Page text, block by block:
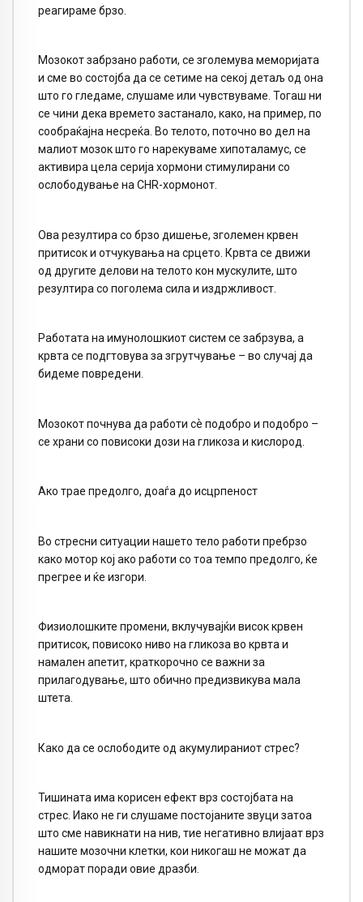
реагираме брзо.
Мозокот забрзано работи, се зголемува меморијата
и сме во состојба да се сетиме на секој детаљ од она
што го гледаме, слушаме или чувствуваме. Тогаш ни
се чини дека времето застанало, како, на пример, по
сообраќајна несреќа. Во телото, поточно во дел на
малиот мозок што го нарекуваме хипоталамус, се
активира цела серија хормони стимулирани со
ослободување на CHR-хормонот.
Ова резултира со брзо дишење, зголемен крвен
притисок и отчукувања на срцето. Крвта се движи
од другите делови на телото кон мускулите, што
резултира со поголема сила и издржливост.
Работата на имунолошкиот систем се забрзува, а
крвта се подгтовува за згрутчување – во случај да
бидеме повредени.
Мозокот почнува да работи сѐ подобро и подобро –
се храни со повисоки дози на гликоза и кислород.
Ако трае предолго, доаѓа до исцрпеност
Во стресни ситуации нашето тело работи пребрзо
како мотор кој ако работи со тоа темпо предолго, ќе
прегрее и ќе изгори.
Физиолошките промени, вклучувајќи висок крвен
притисок, повисоко ниво на гликоза во крвта и
намален апетит, краткорочно се важни за
прилагодување, што обично предизвикува мала
штета.
Како да се ослободите од акумулираниот стрес?
Тишината има корисен ефект врз состојбата на
стрес. Иако не ги слушаме постојаните звуци затоа
што сме навикнати на нив, тие негативно влијаат врз
нашите мозочни клетки, кои никогаш не можат да
одморат поради овие дразби.